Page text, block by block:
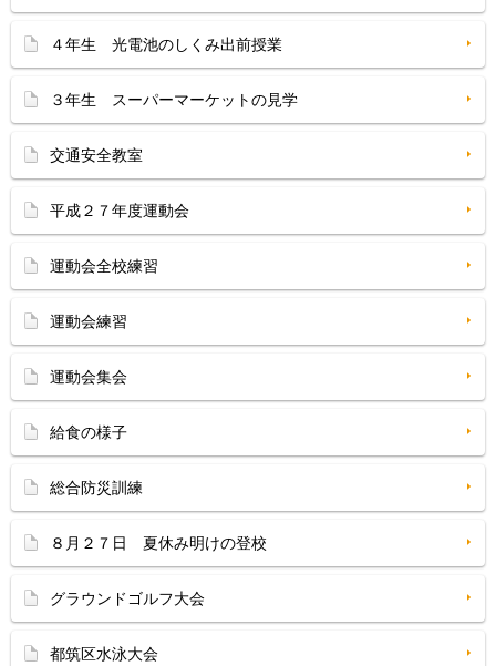
４年生 光電池のしくみ出前授業
３年生 スーパーマーケットの見学
交通安全教室
平成２７年度運動会
運動会全校練習
運動会練習
運動会集会
給食の様子
総合防災訓練
８月２７日 夏休み明けの登校
グラウンドゴルフ大会
都筑区水泳大会